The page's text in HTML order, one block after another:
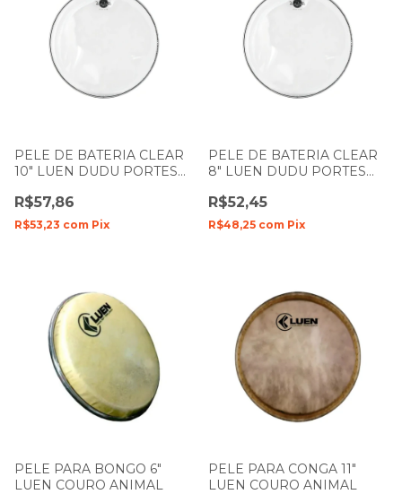
PELE DE BATERIA CLEAR
10" LUEN DUDU PORTES
R$57,86
R$53,23 com Pix
PELE DE BATERIA CLEAR
8" LUEN DUDU PORTES
R$52,45
R$48,25 com Pix
PELE PARA BONGO 6"
LUEN COURO ANIMAL
PELE PARA CONGA 11"
LUEN COURO ANIMAL